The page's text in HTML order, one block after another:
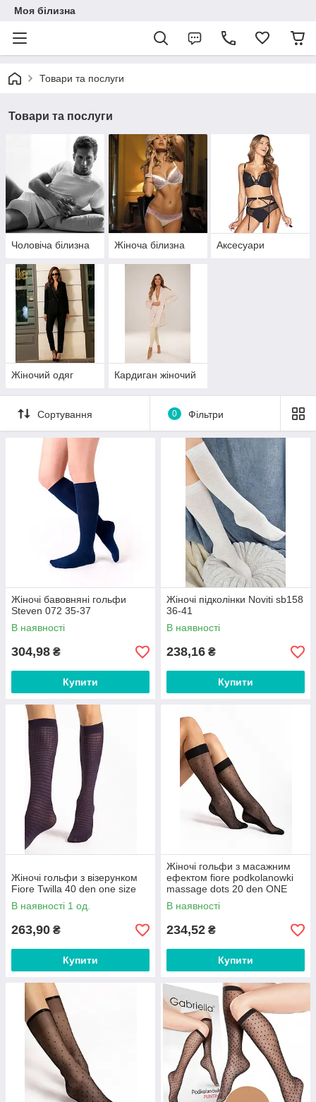
Моя білизна
Товари та послуги
Товари та послуги
Чоловіча білизна Жіноча білизна Аксесуари
Жіночий одяг Кардиган жіночий
Сортування 0 Фільтри
Жіночі бавовняні гольфи
Steven 072 35-37
В наявності
304,98 ₴
Купити
Жіночі підколінки Noviti sb158
36-41
В наявності
238,16 ₴
Купити
Жіночі гольфи з візерунком
Fiore Twilla 40 den one size
В наявності 1 од.
263,90 ₴
Купити
Жіночі гольфи з масажним
ефектом fiore podkolanowki
massage dots 20 den ONE
SIZE
В наявності
234,52 ₴
Купити